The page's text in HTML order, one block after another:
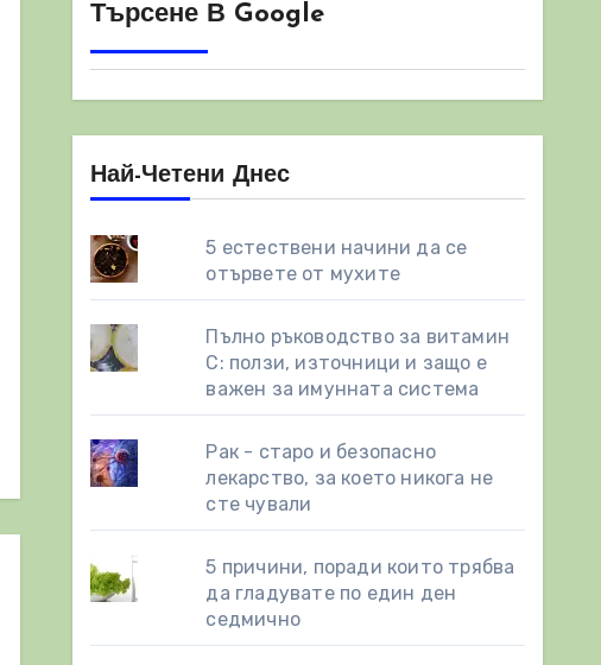
Търсене В Google
Най-Четени Днес
5 естествени начини да се
отървете от мухите
Пълно ръководство за витамин
С: ползи, източници и защо е
важен за имунната система
Рак - старо и безопасно
лекарство, за което никога не
сте чували
5 причини, поради които трябва
да гладувате по един ден
седмично